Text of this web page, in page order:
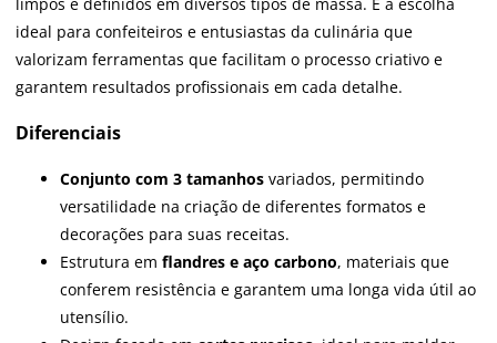
ideal para confeiteiros e entusiastas da culinária que
valorizam ferramentas que facilitam o processo criativo e
garantem resultados profissionais em cada detalhe.
Diferenciais
Conjunto com 3 tamanhos variados, permitindo
versatilidade na criação de diferentes formatos e
decorações para suas receitas.
Estrutura em flandres e aço carbono, materiais que
conferem resistência e garantem uma longa vida útil ao
utensílio.